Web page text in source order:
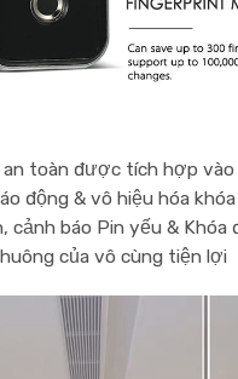
toàn được tích hợp vào
động & vô hiệu hóa
cảnh báo Pin yếu &
của vô cùng tiện lợi